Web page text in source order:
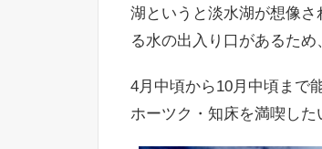
湖というと淡水湖が想像
る水の出入り口があるため
4月中頃から10月中頃まで
ホーツク・知床を満喫した